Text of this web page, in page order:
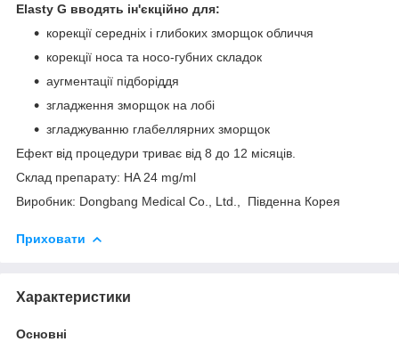
Elasty G вводять ін'єкційно для:
корекції середніх і глибоких зморщок обличчя
корекції носа та носо-губних складок
аугментації підборіддя
згладження зморщок на лобі
згладжуванню глабеллярних зморщок
Ефект від процедури триває від 8 до 12 місяців.
Склад препарату: HA 24 mg/ml
Виробник: Dongbang Medical Co., Ltd., Південна Корея
Приховати
Характеристики
Основні